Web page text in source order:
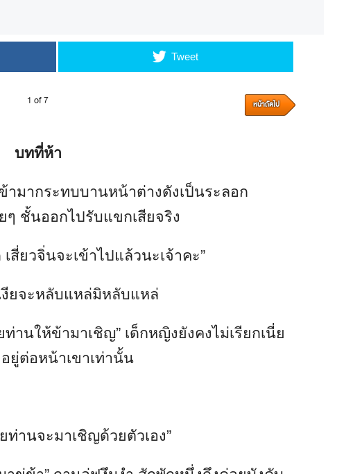
Tweet
1 of 7 หน้าถัดไป
บทที่ห้า
มากระทบบานหน้าต่างดังเป็นระลอก
ชั้นออกไปรับแขกเสียจริง
สี่ยวจิ่นจะเข้าไปแล้วนะเจ้าคะ”
งียจะหลับแหล่มิหลับแหล่
านให้ข้ามาเชิญ” เด็กหญิงยังคงไม่เรียกเนี่ย
อยู่ต่อหน้าเขาเท่านั้น
านจะมาเชิญด้วยตัวเอง”